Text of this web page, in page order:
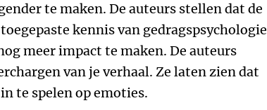
te maken. De auteurs stellen dat de
kennis van gedragspsychologie
meer impact te maken. De auteurs
van je verhaal. Ze laten zien dat
te spelen op emoties.